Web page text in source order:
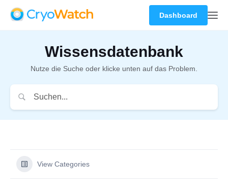
Dashboard
Wissensdatenbank
Nutze die Suche oder klicke unten auf das Problem.
View Categories